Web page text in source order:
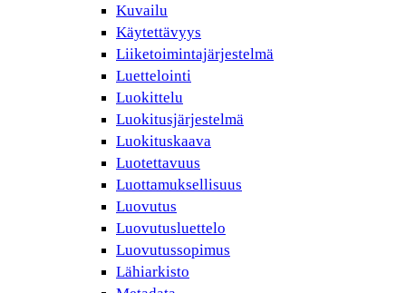
Kuvailu
Käytettävyys
Liiketoimintajärjestelmä
Luettelointi
Luokittelu
Luokitusjärjestelmä
Luokituskaava
Luotettavuus
Luottamuksellisuus
Luovutus
Luovutusluettelo
Luovutussopimus
Lähiarkisto